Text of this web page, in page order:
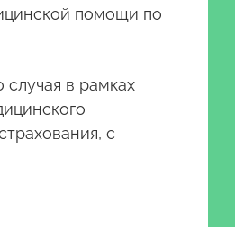
помощи по
в рамках
с